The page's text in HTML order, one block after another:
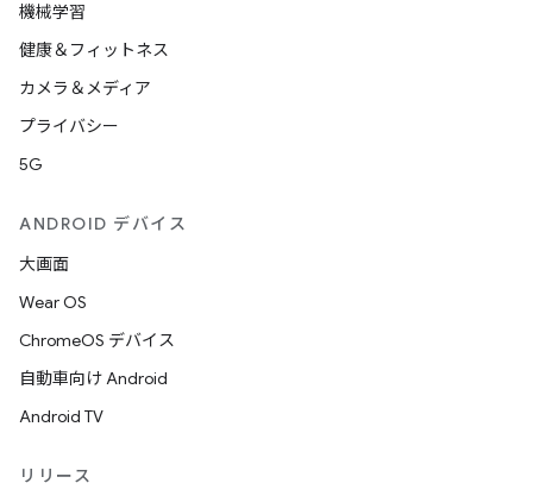
機械学習
健康＆フィットネス
カメラ＆メディア
プライバシー
5G
ANDROID デバイス
大画面
Wear OS
ChromeOS デバイス
自動車向け Android
Android TV
リリース